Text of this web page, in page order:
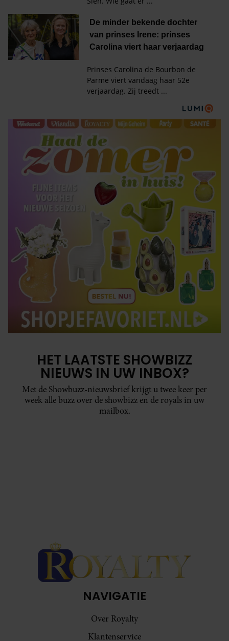
HET LAATSTE SHOWBIZZ
NIEUWS IN UW INBOX?
Met de Showbuzz-nieuwsbrief krijgt u twee keer per
week alle buzz over de showbizz en de royals in uw
mailbox.
NAVIGATIE
Over Royalty
Klantenservice